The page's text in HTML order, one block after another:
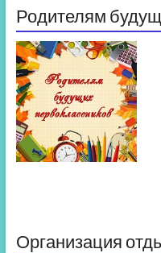
Родителям
Организация